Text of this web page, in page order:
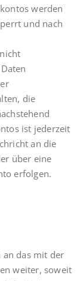
werden
und nach
die
ist jederzeit
an die
über eine
erfolgen.
an das mit der
weiter, soweit